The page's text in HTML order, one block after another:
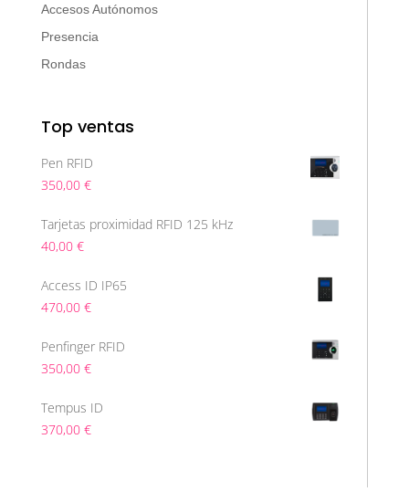
Accesos Autónomos
Presencia
Rondas
Top ventas
Pen RFID
350,00 €
Tarjetas proximidad RFID 125 kHz
40,00 €
Access ID IP65
470,00 €
Penfinger RFID
350,00 €
Tempus ID
370,00 €